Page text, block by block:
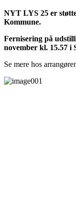
NYT LYS 25 er
Kommune.
Fernisering på
november kl. 15.57 i
Se mere hos